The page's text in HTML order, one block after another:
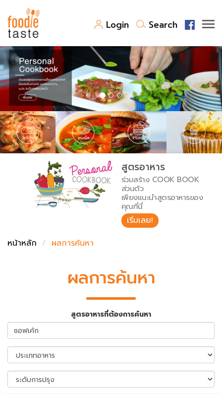
Login Search
สูตรอาหาร
สูตรอาหารล่าสุด
Top Foodie
พาไปชิม
สารพันก้นครัว
เคล็ดลับน่ารู้
เปรียบเทียบหน่วยการตวง
เปรียบเทียบอุณหภูมิ
เปรียบเทียบน้ำหนักวัตถุดิบ
FoodPedia
สร้าง Cookbook
สูตรอาหาร
ร่วมสร้าง COOK BOOK
ส่วนตัว
เพียงแนะนำสูตรอาหารของ
คุณที่นี่
เริ่มเลย!
หน้าหลัก
ผลการค้นหา
ผลการค้นหา
สูตรอาหารที่ต้องการค้นหา